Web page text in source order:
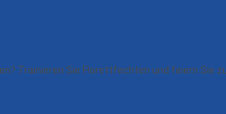
Trainieren Sie Florettfechten und feiern Sie